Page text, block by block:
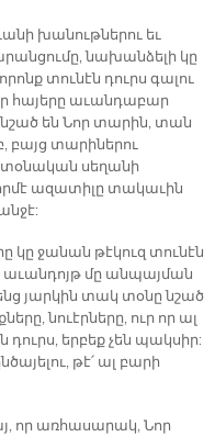
խանութներու եւ
նախանձելի կը
տունէն դուրս գալու
հայերը աւանդաբար
են Նոր տարին, տան
բայց տարիներու
տօնական սեղանի
որմէ ազատիլը տակաւին
կը ջանան թէկուզ տունէն
աւանդոյթ մը անպայման
յարկին տակ տօնը նշած
նուէրները, ուր որ ալ
դուրս, երբեք չեն պակսիր:
թէ՛ ալ բարի
որ առհասարակ, Նոր